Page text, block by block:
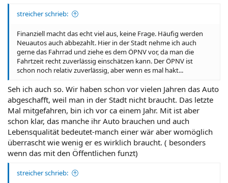
streicher schrieb:
Finanziell macht das echt viel aus, keine Frage. Häufig werden
Neuautos auch abbezahlt. Hier in der Stadt nehme ich auch
gerne das Fahrrad und ziehe es dem ÖPNV vor, da man die
Fahrtzeit recht zuverlässig einschätzen kann. Der ÖPNV ist
schon noch relativ zuverlässig, aber wenn es mal hakt...
Seh ich auch so. Wir haben schon vor vielen Jahren das Auto
abgeschafft, weil man in der Stadt nicht braucht. Das letzte
Mal mitgefahren, bin ich vor ca einem Jahr. Mit ist aber
schon klar, das manche ihr Auto brauchen und auch
Lebensqualität bedeutet-manch einer wär aber womöglich
überrascht wie wenig er es wirklich braucht. ( besonders
wenn das mit den Öffentlichen funzt)
streicher schrieb: